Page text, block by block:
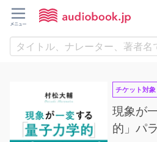
チケット対象
現象が
的」パ